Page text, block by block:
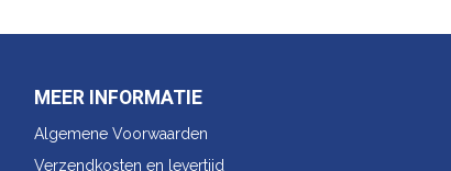
MEER INFORMATIE
Algemene Voorwaarden
Verzendkosten en levertijd